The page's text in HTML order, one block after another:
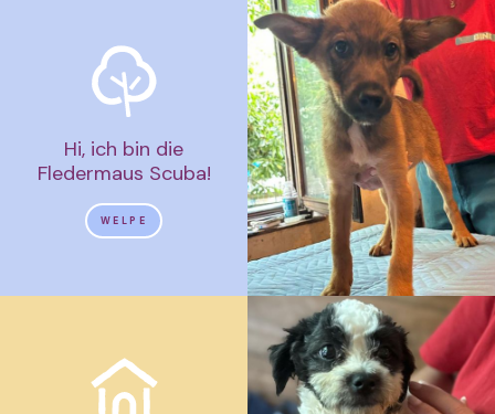
Hi, ich bin die
Fledermaus Scuba!
WELPE